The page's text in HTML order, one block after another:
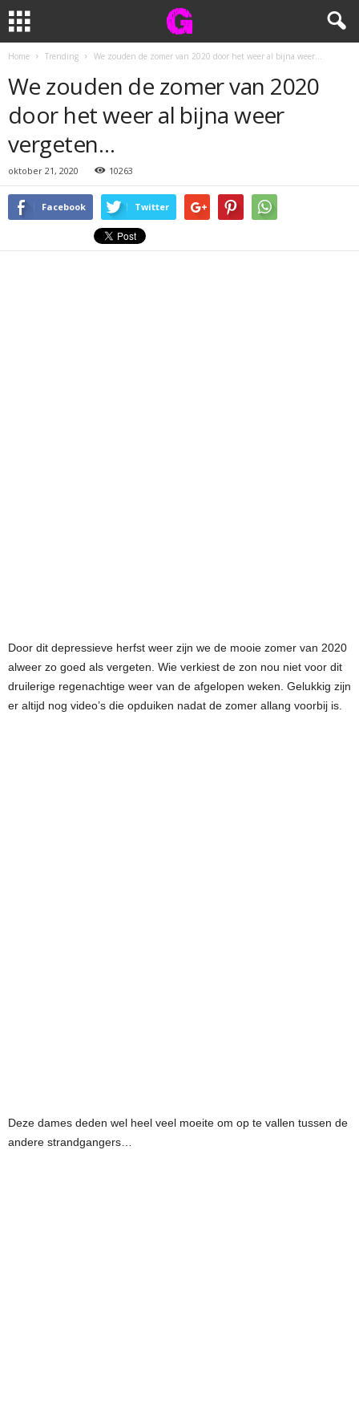
Home Trending We zouden de zomer van 2020 door het weer al bijna weer...
We zouden de zomer van 2020
door het weer al bijna weer
vergeten…
oktober 21, 2020 10263
Facebook Twitter
Door dit depressieve herfst weer zijn we de mooie zomer van 2020
alweer zo goed als vergeten. Wie verkiest de zon nou niet voor dit
druilerige regenachtige weer van de afgelopen weken. Gelukkig zijn
er altijd nog video’s die opduiken nadat de zomer allang voorbij is.
Deze dames deden wel heel veel moeite om op te vallen tussen de
andere strandgangers…